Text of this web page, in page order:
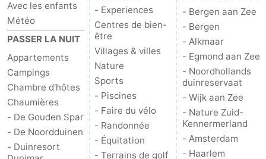
Avec les enfants
Météo
PASSER LA NUIT
Appartements
Campings
Chambre d'hôtes
Chaumières
- De Gouden Spar
- De Noordduinen
- Duinresort
- Experiences
Centres de bien-
être
Villages & villes
Nature
Sports
- Piscines
- Faire du vélo
- Randonnée
- Équitation
- Terrains de golf
- Bergen aan Zee
- Bergen
- Alkmaar
- Egmond aan Zee
- Noordhollands
duinreservaat
- Wijk aan Zee
- Nature Zuid-
Kennermerland
- Amsterdam
- Haarlem